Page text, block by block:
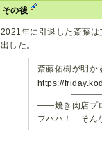
その後
2021年に引退した斎藤は
出した。
斎藤佑樹が明か
https://
――焼き肉店プ
フハハ！ そん